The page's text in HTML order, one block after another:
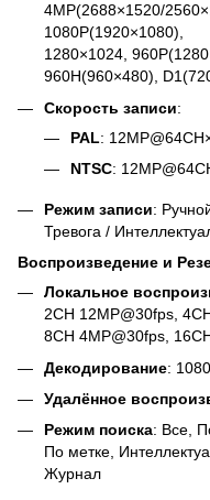
4MP(2688×1520/
1080P(1920×1080),
1280×1024,
960H(960×480),
Скорость записи:
PAL:
NTSC:
Режим записи:
Тревога /
Воспроизведение и
Локальное
2CH 12MP@30fps,
8CH 4MP@30fps,
Декодирование:
Удалённое
Режим поиска: Все,
По метке,
Журнал